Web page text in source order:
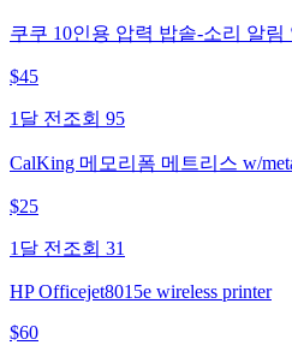
쿠쿠 10인용 압력 밥솥-소리 알림
$45
1달 전 조회 95
CalKing 메모리폼 메트리스 w/
$25
1달 전 조회 31
HP Officejet8015e wireless printer
$60